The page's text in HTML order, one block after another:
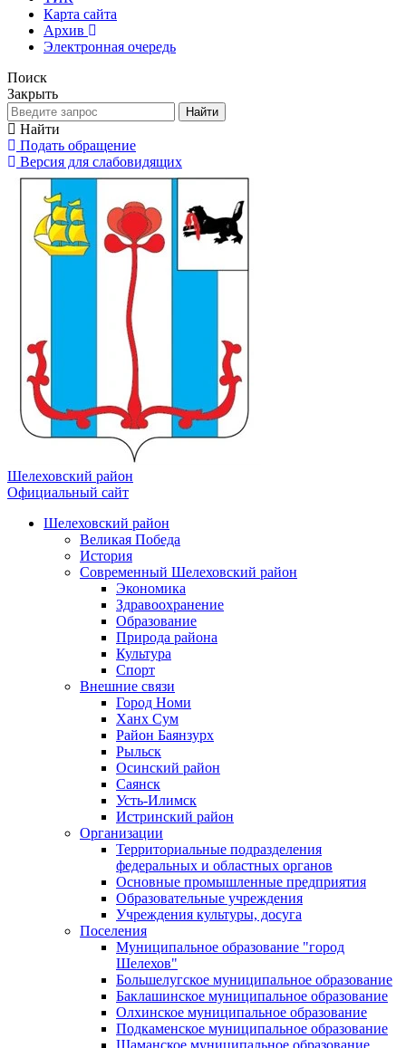
Карта сайта
Архив
Электронная очередь
Поиск
Закрыть
Найти
Найти
Подать обращение
Версия для слабовидящих
Шелеховский район
Официальный сайт
Шелеховский район
Великая Победа
История
Современный Шелеховский район
Экономика
Здравоохранение
Образование
Природа района
Культура
Спорт
Внешние связи
Город Номи
Ханх Сум
Район Баянзурх
Рыльск
Осинский район
Саянск
Усть-Илимск
Истринский район
Организации
Территориальные подразделения
федеральных и областных органов
Основные промышленные предприятия
Образовательные учреждения
Учреждения культуры, досуга
Поселения
Муниципальное образование "город
Шелехов"
Большелугское муниципальное образование
Баклашинское муниципальное образование
Олхинское муниципальное образование
Подкаменское муниципальное образование
Шаманское муниципальное образование